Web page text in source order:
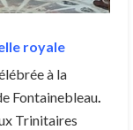
royale
à la
Fontainebleau.
Trinitaires